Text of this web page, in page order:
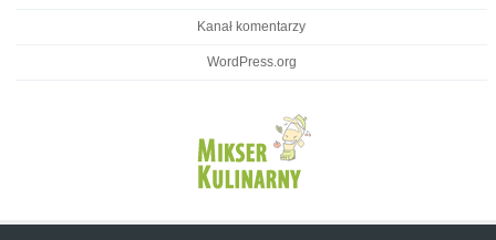
Kanał komentarzy
WordPress.org